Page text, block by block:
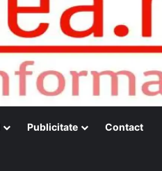
Publicitate Contact